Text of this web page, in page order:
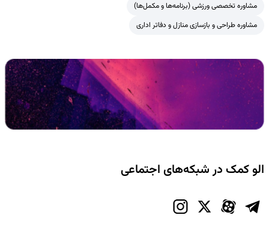
مشاوره تخصصی ورزشی (برنامه‌ها و مکمل‌ها)
مشاوره طراحی و بازسازی منازل و دفاتر اداری
الو کمک در شبکه‌های اجتماعی